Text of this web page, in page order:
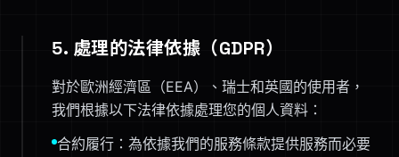
5. 處理的法律依據（GDPR）
對於歐洲經濟區（EEA）、瑞士和英國的使用者，
我們根據以下法律依據處理您的個人資料：
合約履行：為依據我們的服務條款提供服務而必要